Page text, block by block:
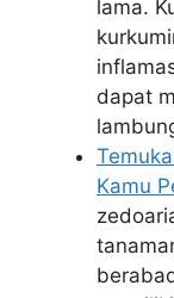
lama.
dapat
Kamu